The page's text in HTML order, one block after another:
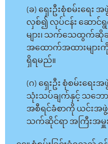
(ခ) ရှေးဦးစုံစမ်းရေး
လှစ်၍ လုပ်ငန်း ဆောင်
များ၊ သက်သေထွက်ဆိုချ
အထောက်အထားများ
ရှိရမည်။
(ဂ) ရှေးဦး စုံစမ်းရေ
သုံးသပ်ချက်နှင့် သဘောထ
အစီရင်ခံစာကို ယင်းအဖွဲ့
သက်ဆိုင်ရာ အကြီးအမှူ